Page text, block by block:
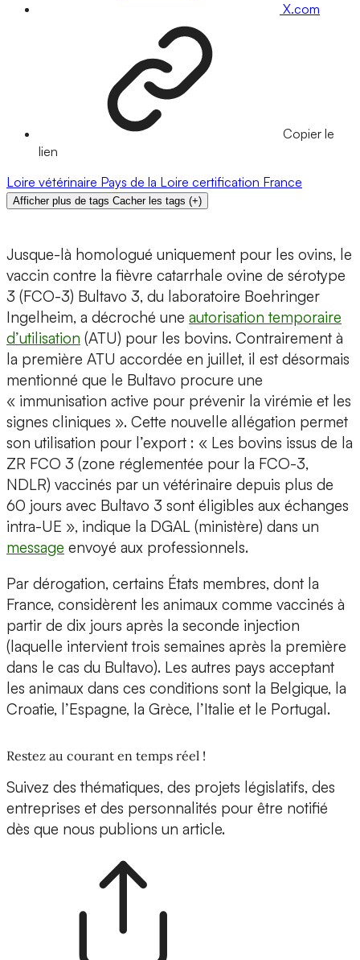
X.com
Copier le
lien
Loire vétérinaire Pays de la Loire certification France
Afficher plus de tags Cacher les tags (+)
Jusque-là homologué uniquement pour les ovins, le
vaccin contre la fièvre catarrhale ovine de sérotype
3 (FCO-3) Bultavo 3, du laboratoire Boehringer
Ingelheim, a décroché une autorisation temporaire
d’utilisation (ATU) pour les bovins. Contrairement à
la première ATU accordée en juillet, il est désormais
mentionné que le Bultavo procure une
« immunisation active pour prévenir la virémie et les
signes cliniques ». Cette nouvelle allégation permet
son utilisation pour l’export : « Les bovins issus de la
ZR FCO 3 (zone réglementée pour la FCO-3,
NDLR) vaccinés par un vétérinaire depuis plus de
60 jours avec Bultavo 3 sont éligibles aux échanges
intra-UE », indique la DGAL (ministère) dans un
message envoyé aux professionnels.
Par dérogation, certains États membres, dont la
France, considèrent les animaux comme vaccinés à
partir de dix jours après la seconde injection
(laquelle intervient trois semaines après la première
dans le cas du Bultavo). Les autres pays acceptant
les animaux dans ces conditions sont la Belgique, la
Croatie, l’Espagne, la Grèce, l’Italie et le Portugal.
Restez au courant en temps réel !
Suivez des thématiques, des projets législatifs, des
entreprises et des personnalités pour être notifié
dès que nous publions un article.